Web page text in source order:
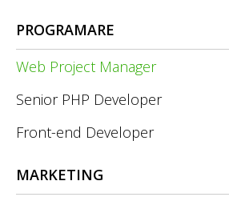
PROGRAMARE
Web Project Manager
Senior PHP Developer
Front-end Developer
MARKETING